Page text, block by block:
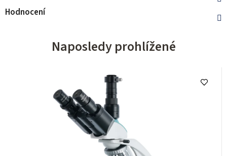
Hodnocení
Naposledy prohlížené